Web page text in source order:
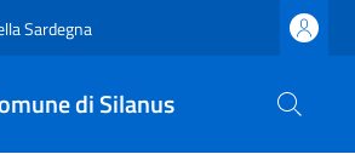
Sardegna
di Silanus